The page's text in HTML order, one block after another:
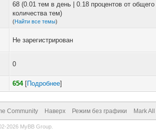
68 (0.01 тем в день | 0.18 процентов от общего
количества тем)
(Найти все темы)
Не зарегистрирован
0
654[Подробнее]
Community Наверх Режим без графики Mark
2026 MyBB Group